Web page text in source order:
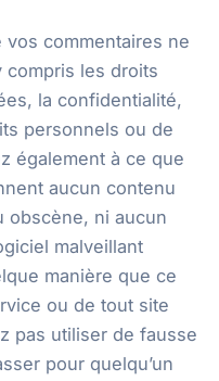
commentaires ne
les droits
la confidentialité,
personnels ou de
également à ce que
aucun contenu
obscène, ni aucun
malveillant
manière que ce
ou de tout site
pas utiliser de fausse
pour quelqu’un